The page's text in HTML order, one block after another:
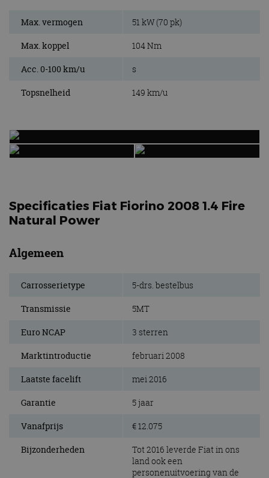
Max. vermogen 51 kW (70 pk)
Max. koppel 104 Nm
Acc. 0-100 km/u s
Topsnelheid 149 km/u
Specificaties Fiat Fiorino 2008 1.4 Fire
Natural Power
Algemeen
Carrosserietype 5-drs. bestelbus
Transmissie 5MT
Euro NCAP 3 sterren
Marktintroductie februari 2008
Laatste facelift mei 2016
Garantie 5 jaar
Vanafprijs € 12.075
Bijzonderheden
Tot 2016 leverde Fiat in ons
land ook een
personenuitvoering van de